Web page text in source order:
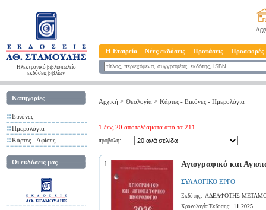
Ηλεκτρονικό βιβλιοπωλείο
εκδόσεις βιβλίων
Η Εταιρεία Νέες εκδόσεις Προτάσεις Προσφορές
Κατηγορίες
Εικόνες
Ημερολόγια
Κάρτες - Αφίσες
Οι εκδόσεις μας
Αρχική > Θεολογία > Κάρτες - Εικόνες - Ημερολόγια
1 έως 20 αποτελέσματα από τα 211
προβολή:
1 Αγιογραφικό και
ΣΥΛΛΟΓΙΚΟ ΕΡΓΟ
Εκδότης: ΑΔΕΛΦΟΤΗΣ
Χρονολογία Έκδοσης: 11 2025